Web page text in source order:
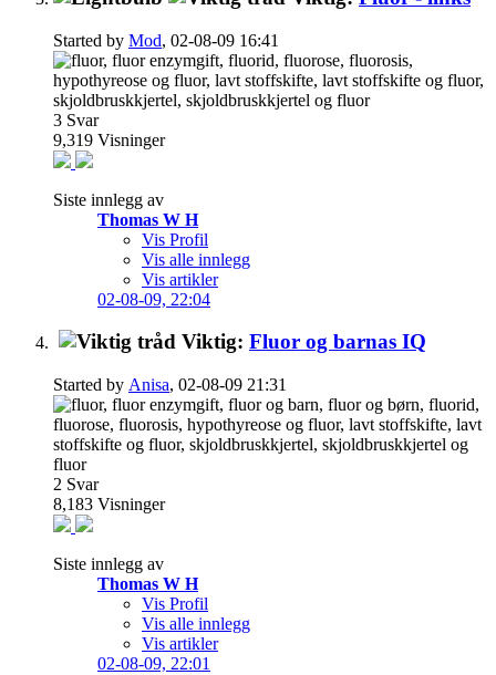
Started by Mod, 02-08-09 16:41
3 Svar
9,319 Visninger
Siste innlegg av
Thomas W H
Vis Profil
Vis alle innlegg
Vis artikler
02-08-09, 22:04
Viktig: Fluor og barnas IQ
Started by Anisa, 02-08-09 21:31
2 Svar
8,183 Visninger
Siste innlegg av
Thomas W H
Vis Profil
Vis alle innlegg
Vis artikler
02-08-09, 22:01